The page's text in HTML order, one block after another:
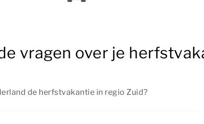
vragen over je
de herfstvakantie in regio Zuid?